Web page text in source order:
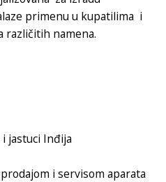
primenu u kupatilima i
različitih namena.
jastuci Inđija
i servisom aparata